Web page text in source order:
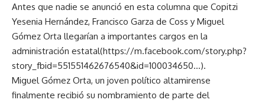
Antes que nadie se anunció en esta columna que Copitzi
Yesenia Hernández, Francisco Garza de Coss y Miguel
Gómez Orta llegarían a importantes cargos en la
administración estatal(https://m.facebook.com/story.php?
story_fbid=551551462676540&id=100034650…).
Miguel Gómez Orta, un joven político altamirense
finalmente recibió su nombramiento de parte del